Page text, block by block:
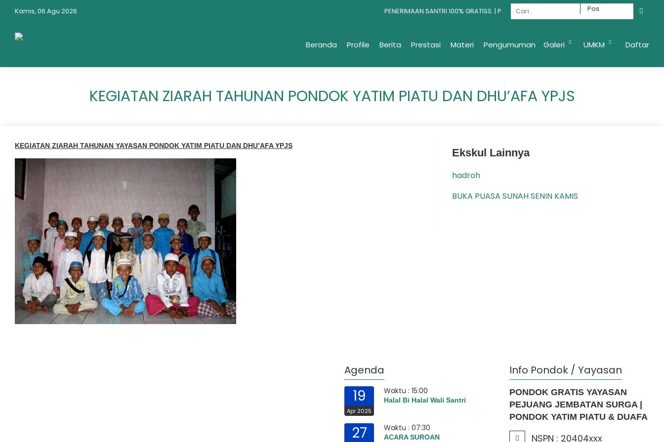
Kamis, 06 Agu 2026
PENERIMAAN SANTRI 100% GRATISS..| PONDOK GRATIS YAYASAN PEJUANG JEMBATAN
Beranda Profile Berita Prestasi Materi Pengumuman Galeri UMKM Daftar
KEGIATAN ZIARAH TAHUNAN PONDOK YATIM PIATU DAN DHU’AFA YPJS
KEGIATAN ZIARAH TAHUNAN YAYASAN PONDOK YATIM PIATU DAN DHU’AFA YPJS
Ekskul Lainnya
hadroh
BUKA PUASA SUNAH SENIN KAMIS
Agenda
19
Apr 2025
Waktu : 15:00
Halal Bi Halal Wali Santri
27 Waktu : 07:30
ACARA SUROAN
Info Pondok / Yayasan
PONDOK GRATIS YAYASAN
PEJUANG JEMBATAN SURGA |
PONDOK YATIM PIATU & DUAFA
NSPN : 20404xxx